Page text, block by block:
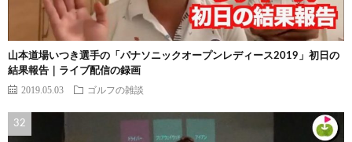
山本道場いつき選手の「パナソニックオープンレディース2019」初日の
結果報告｜ライブ配信の録画
2019.05.03 ゴルフの雑談